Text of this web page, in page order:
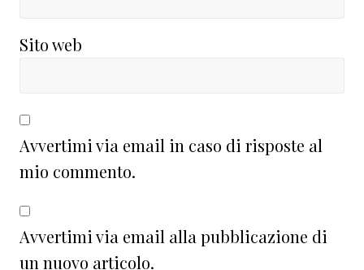
Sito web
Avvertimi via email in caso di risposte al
mio commento.
Avvertimi via email alla pubblicazione di
un nuovo articolo.